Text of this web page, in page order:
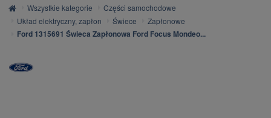
Strona
główna
Wszystkie kategorie
Części samochodowe
Układ elektryczny, zapłon
Świece Zapłonowe
Ford 1315691 Świeca Zapłonowa Ford Focus Mondeo...